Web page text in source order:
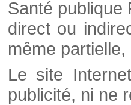
Santé publique
direct ou
même
Le site
publicité, ni ne